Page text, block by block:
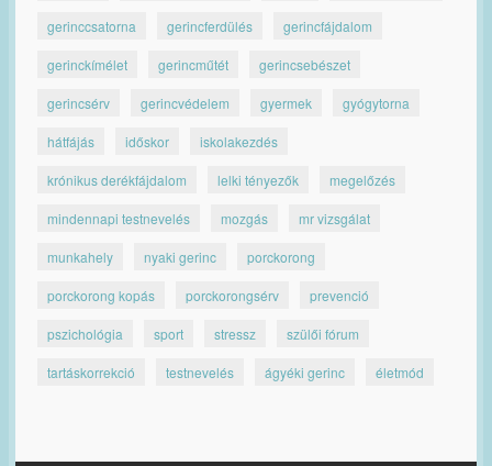
gerinccsatorna gerincferdülés gerincfájdalom
gerinckímélet gerincműtét gerincsebészet
gerincsérv gerincvédelem gyermek gyógytorna
hátfájás időskor iskolakezdés
krónikus derékfájdalom lelki tényezők megelőzés
mindennapi testnevelés mozgás mr vizsgálat
munkahely nyaki gerinc porckorong
porckorong kopás porckorongsérv prevenció
pszichológia sport stressz szülői fórum
tartáskorrekció testnevelés ágyéki gerinc életmód